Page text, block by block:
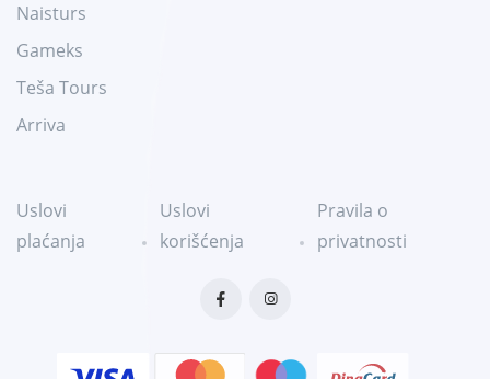
Naisturs
Gameks
Teša Tours
Arriva
Uslovi
plaćanja
Uslovi
korišćenja
Pravila o
privatnosti